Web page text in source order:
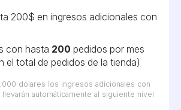
200$ en ingresos adicionales con
con hasta 200 pedidos por mes
el total de pedidos de la tienda)
dólares los ingresos adicionales con
automáticamente al siguiente nivel